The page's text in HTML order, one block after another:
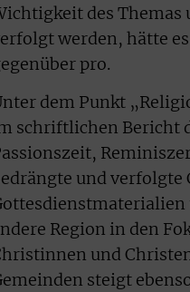
des Themas
werden, hätte
pro.
dem Punkt
schriftlichen Bericht
und verfolgte
Region in den
und
steigt